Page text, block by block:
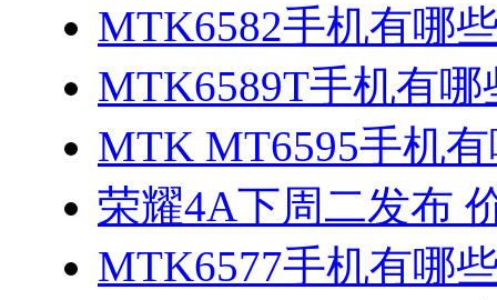
MTK6582手机有哪
MTK6589T手机有
MTK MT6595手机
荣耀4A下周二发布
MTK6577手机有哪